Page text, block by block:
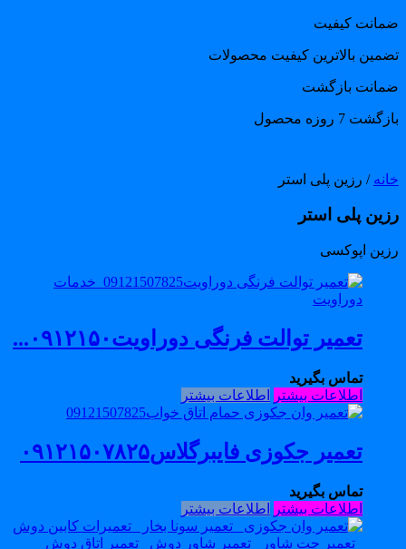
کیفیت
بالاترین کیفیت محصولات
بازگشت
7 روزه محصول
/ رزین پلی استر
پلی استر
اپوکسی
تعمیر توالت فرنگی دوراویت۰۹۱۲۱۵۰...
تماس بگیرید
اطلاعات بیشتر اطلاعات بیشتر
تعمیر جکوزی فایبرگلاس۰۹۱۲۱۵۰۷۸۲۵
تماس بگیرید
اطلاعات بیشتر اطلاعات بیشتر